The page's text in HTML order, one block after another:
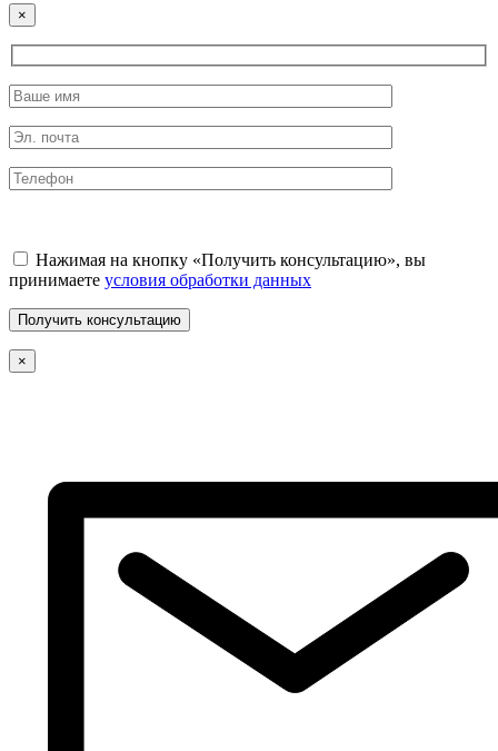
×
Нажимая на кнопку «Получить консультацию», вы
принимаете условия обработки данных
×